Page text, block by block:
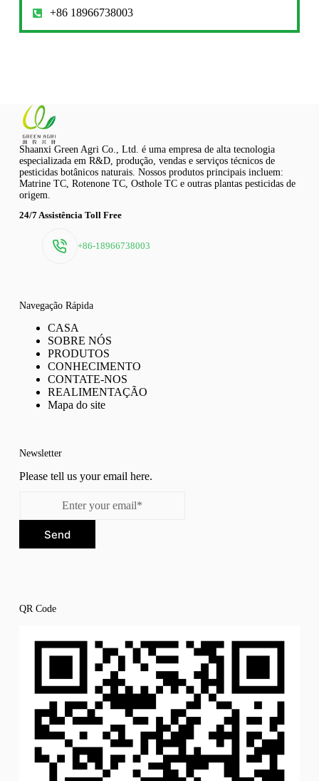
+86 18966738003
Shaanxi Green Agri Co., Ltd. é uma empresa de alta tecnologia
especializada em R&D, produção, vendas e serviços técnicos de
pesticidas botânicos naturais. Nossos produtos principais incluem:
Matrine TC, Rotenone TC, Osthole TC e outras plantas pesticidas de
origem.
24/7 Assistência Toll Free
+86-18966738003
Navegação Rápida
CASA
SOBRE NÓS
PRODUTOS
CONHECIMENTO
CONTATE-NOS
REALIMENTAÇÃO
Mapa do site
Newsletter
Please tell us your email here.
Send
QR Code